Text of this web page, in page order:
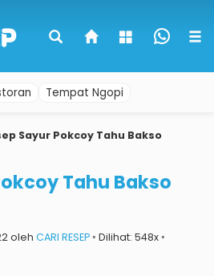
Tempat Ngopi
Sayur Pokcoy Tahu Bakso
Tahu Bakso
oleh CARI RESEP◦ Dilihat: 548x ◦